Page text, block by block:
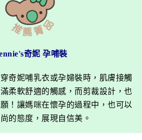
奇妮 孕哺裝
奇妮哺乳衣或孕婦裝時，肌膚接觸
柔軟舒適的觸感，而剪裁設計，也
！讓媽咪在懷孕的過程中，也可以
的態度，展現自信美。